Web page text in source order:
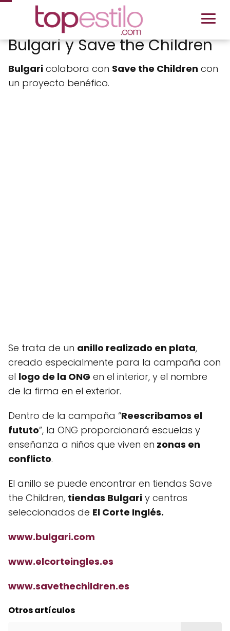
Bulgari y Save the Children
Bulgari colabora con Save the Children con
un proyecto benéfico.
Se trata de un anillo realizado en plata,
creado especialmente para la campaña con
el logo de la ONG en el interior, y el nombre
de la firma en el exterior.
Dentro de la campaña “Reescribamos el
fututo”, la ONG proporcionará escuelas y
enseñanza a niños que viven en zonas en
conflicto.
El anillo se puede encontrar en tiendas Save
the Children, tiendas Bulgari y centros
seleccionados de El Corte Inglés.
www.bulgari.com
www.elcorteingles.es
www.savethechildren.es
Otros artículos